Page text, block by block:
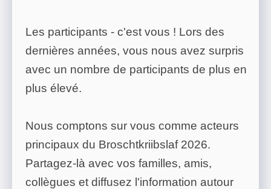
BLOG
ORGANISATEURS
Les participants - c'est vous ! Lors des
dernières années, vous nous avez surpris
avec un nombre de participants de plus en
plus élevé.
Nous comptons sur vous comme acteurs
principaux du Broschtkriibslaf 2026.
Partagez-là avec vos familles, amis,
collègues et diffusez l'information autour